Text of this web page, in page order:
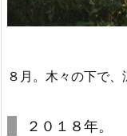
８月。木々の下で、
２０１８年。